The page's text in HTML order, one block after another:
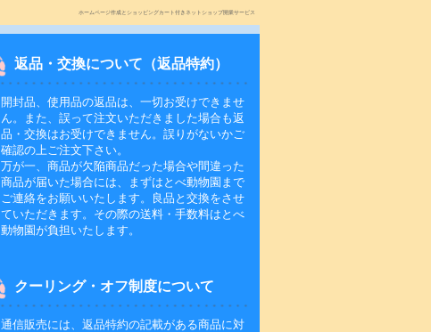
ホームページ作成とショッピングカート付きネットショップ開業サービス
返品・交換について（返品特約）
開封品、使用品の返品は、一切お受けできませ
ん。また、誤って注文いただきました場合も返
品・交換はお受けできません。誤りがないかご
確認の上ご注文下さい。
万が一、商品が欠陥商品だった場合や間違った
商品が届いた場合には、まずはとべ動物園まで
ご連絡をお願いいたします。良品と交換をさせ
ていただきます。その際の送料・手数料はとべ
動物園が負担いたします。
クーリング・オフ制度について
通信販売には、返品特約の記載がある商品に対